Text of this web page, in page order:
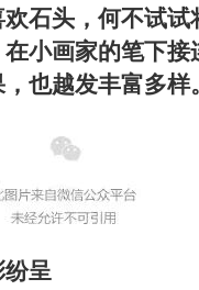
石头，何不试试
小画家的笔下
也越发丰富多样
纷呈